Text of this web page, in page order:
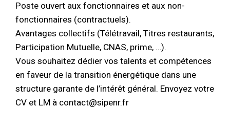
Poste ouvert aux fonctionnaires et aux non-
fonctionnaires (contractuels).
Avantages collectifs (Télétravail, Titres restaurants,
Participation Mutuelle, CNAS, prime, …).
Vous souhaitez dédier vos talents et compétences
en faveur de la transition énergétique dans une
structure garante de l’intérêt général. Envoyez votre
CV et LM à contact@sipenr.fr